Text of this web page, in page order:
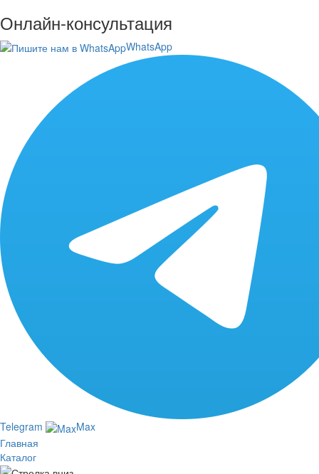
Онлайн-консультация
WhatsApp
Telegram
Max
Главная
Каталог